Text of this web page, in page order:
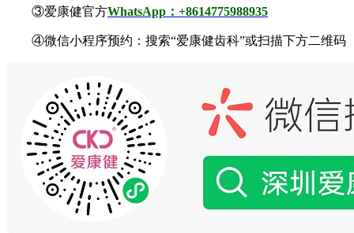
③爱康健官方WhatsApp：+8614775988935
④微信小程序预约：搜索“爱康健齿科”或扫描下方二维码